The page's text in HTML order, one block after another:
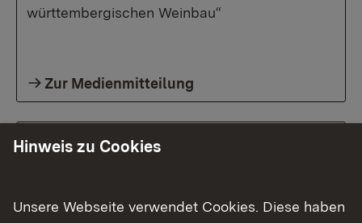
württembergischen Weinbau“
Zur Medienmitteilung
Hinweis zu Cookies
Unsere Webseite verwendet Cookies. Diese haben